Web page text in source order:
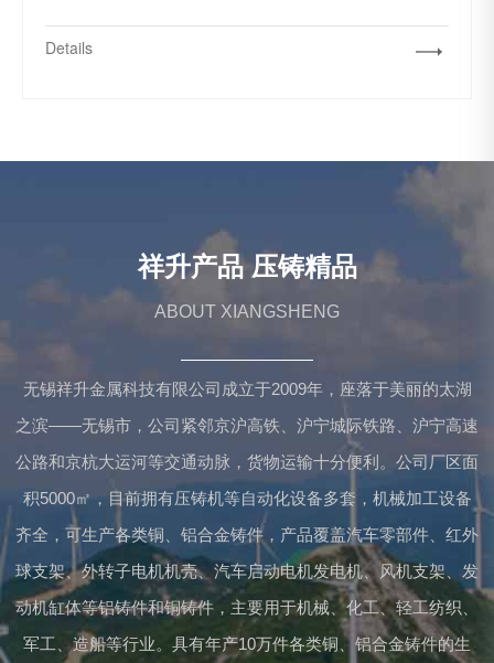
Details
祥升产品 压铸精品
ABOUT XIANGSHENG
无锡祥升金属科技有限公司成立于2009年，座落于美丽的太湖
之滨——无锡市，公司紧邻京沪高铁、沪宁城际铁路、沪宁高速
公路和京杭大运河等交通动脉，货物运输十分便利。公司厂区面
积5000㎡，目前拥有压铸机等自动化设备多套，机械加工设备
齐全，可生产各类铜、铝合金铸件，产品覆盖汽车零部件、红外
球支架、外转子电机机壳、汽车启动电机发电机、风机支架、发
动机缸体等铝铸件和铜铸件，主要用于机械、化工、轻工纺织、
军工、造船等行业。具有年产10万件各类铜、铝合金铸件的生